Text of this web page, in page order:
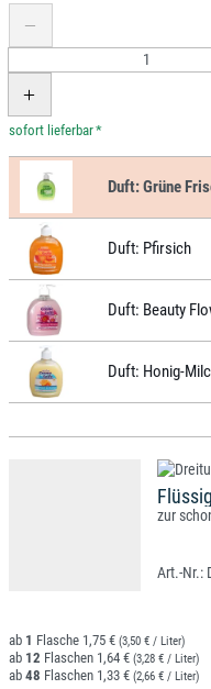
*
Duft:Grüne
Duft: Pfirsich
Duft: Beauty
Duft: Honig-
zur
1 1,75 € (3,50 € / Liter)
12 1,64 € (3,28 € / Liter)
48 1,33 € (2,66 € / Liter)